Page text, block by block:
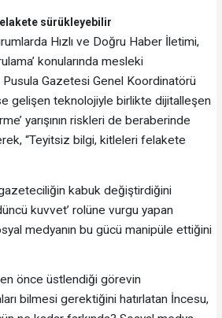
sürükleyebilir
Hızlı ve Doğru Haber İletimi,
konularında mesleki
Gazetesi Genel Koordinatörü
gelişen teknolojiyle birlikte dijitalleşen
yarışının riskleri de beraberinde
“Teyitsiz bilgi, kitleleri felakete
kabuk değiştirdiğini
kuvvet’ rolüne vurgu yapan
medyanın bu gücü manipüle ettiğini
önce üstlendiği görevin
bilmesi gerektiğini hatırlatan İncesu,